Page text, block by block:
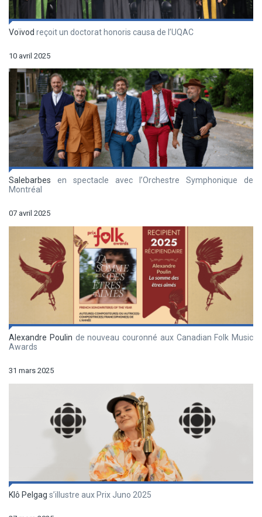
Voïvod reçoit un doctorat honoris causa de l’UQAC
10 avril 2025
Salebarbes en spectacle avec l’Orchestre Symphonique de
Montréal
07 avril 2025
Alexandre Poulin de nouveau couronné aux Canadian Folk Music
Awards
31 mars 2025
Klô Pelgag s’illustre aux Prix Juno 2025